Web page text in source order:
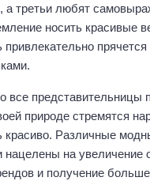
а третьи любят
носить красивые
привлекательно
все представительницы
природе стремятся
красиво. Различные
нацелены на увеличение
и получение